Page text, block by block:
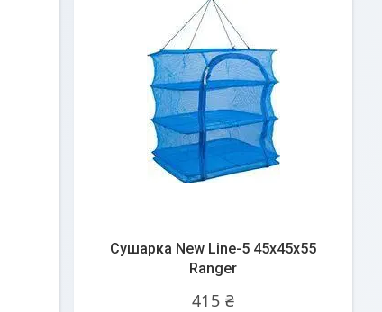
Сушарка New Line-5 45x45x55
Ranger
415 ₴